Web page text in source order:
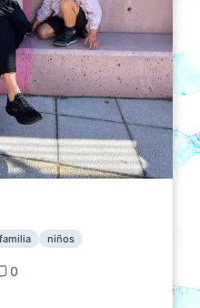
familia niños
0